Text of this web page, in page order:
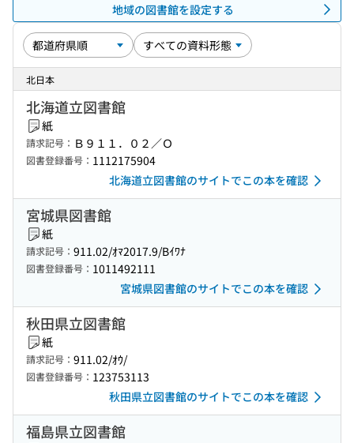
地域の図書館を設定する
北日本
北海道立図書館
紙
請求記号： Ｂ９１１．０２／Ｏ
図書登録番号： 1112175904
北海道立図書館のサイトでこの本を確認
宮城県図書館
紙
請求記号： 911.02/ｵﾏ2017.9/Bｲﾜﾅ
図書登録番号： 1011492111
宮城県図書館のサイトでこの本を確認
秋田県立図書館
紙
請求記号： 911.02/ｵｳ/
図書登録番号： 123753113
秋田県立図書館のサイトでこの本を確認
福島県立図書館